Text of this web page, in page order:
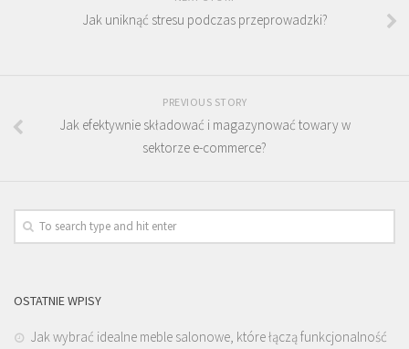
Jak uniknąć stresu podczas przeprowadzki?
PREVIOUS STORY
Jak efektywnie składować i magazynować towary w
sektorze e-commerce?
OSTATNIE WPISY
Jak wybrać idealne meble salonowe, które łączą funkcjonalność